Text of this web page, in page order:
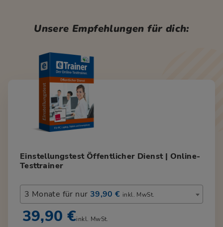
Unsere Empfehlungen für dich:
Einstellungstest Öffentlicher Dienst | Online-
Testtrainer
3 Monate für nur 39,90 € inkl. MwSt.
39,90 €inkl. MwSt.